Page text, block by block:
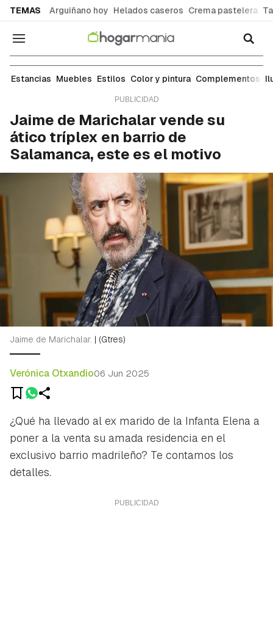
TEMAS Arguiñano hoy Helados caseros Crema pastelera
Navegación
Casas de famosos
Estancias Muebles Estilos Color y pintura Complementos
Jaime de Marichalar vende su
ático tríplex en barrio de
Salamanca, este es el motivo
Jaime de Marichalar. | (Gtres)
Verónica Otxandio06 Jun 2025
¿Qué ha llevado al ex marido de la Infanta Elena a
poner a la venta su amada residencia en el
exclusivo barrio madrileño? Te contamos los
detalles.